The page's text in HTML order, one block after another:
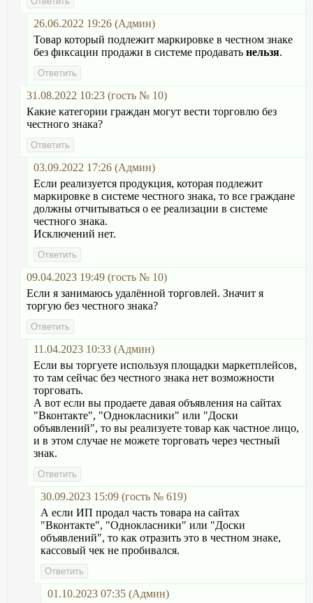
26.06.2022 19:26 (Админ)
Товар который подлежит маркировке в честном знаке
без фиксации продажи в системе продавать нельзя.
31.08.2022 10:23 (гость № 10)
Какие категории граждан могут вести торговлю без
честного знака?
03.09.2022 17:26 (Админ)
Если реализуется продукция, которая подлежит
маркировке в системе честного знака, то все граждане
должны отчитываться о ее реализации в системе
честного знака.
Исключений нет.
09.04.2023 19:49 (гость № 10)
Если я занимаюсь удалённой торговлей. Значит я
торгую без честного знака?
11.04.2023 10:33 (Админ)
Если вы торгуете используя площадки маркетплейсов,
то там сейчас без честного знака нет возможности
торговать.
А вот если вы продаете давая объявления на сайтах
"Вконтакте", "Однокласники" или "Доски
объявлений", то вы реализуете товар как частное лицо,
и в этом случае не можете торговать через честный
знак.
30.09.2023 15:09 (гость № 619)
А если ИП продал часть товара на сайтах
"Вконтакте", "Однокласники" или "Доски
объявлений", то как отразить это в честном знаке,
кассовый чек не пробивался.
01.10.2023 07:35 (Админ)